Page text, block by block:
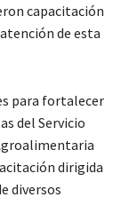
capacitación
de esta
para fortalecer
del Servicio
dirigida
diversos